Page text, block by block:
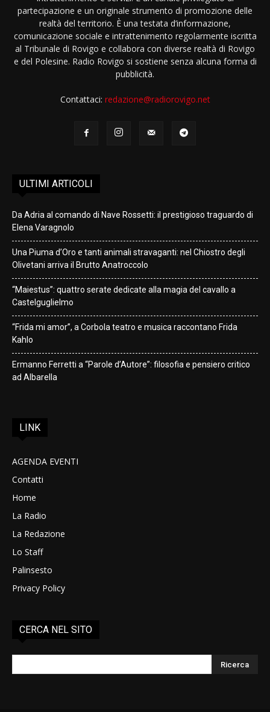
partecipazione e un originale strumento di promozione delle
realtà del territorio. È una testata d’informazione,
comunicazione sociale e intrattenimento regolarmente iscritta
al Tribunale di Rovigo e collabora con diverse realtà di Rovigo
e del Polesine. Radio Rovigo si sostiene senza alcuna forma di
pubblicità.
Contattaci: redazione@radiorovigo.net
ULTIMI ARTICOLI
Da Adria al comando di Nave Rossetti: il prestigioso traguardo di
Elena Varagnolo
Una Piuma d’Oro e tanti animali stravaganti: nel Chiostro degli
Olivetani arriva il Brutto Anatroccolo
“Maiestus”: quattro serate dedicate alla magia del cavallo a
Castelguglielmo
“Frida mi amor”, a Corbola teatro e musica raccontano Frida
Kahlo
Ermanno Ferretti a “Parole d’Autore”: filosofia e pensiero critico
ad Albarella
LINK
AGENDA EVENTI
Contatti
Home
La Radio
La Redazione
Lo Staff
Palinsesto
Privacy Policy
CERCA NEL SITO